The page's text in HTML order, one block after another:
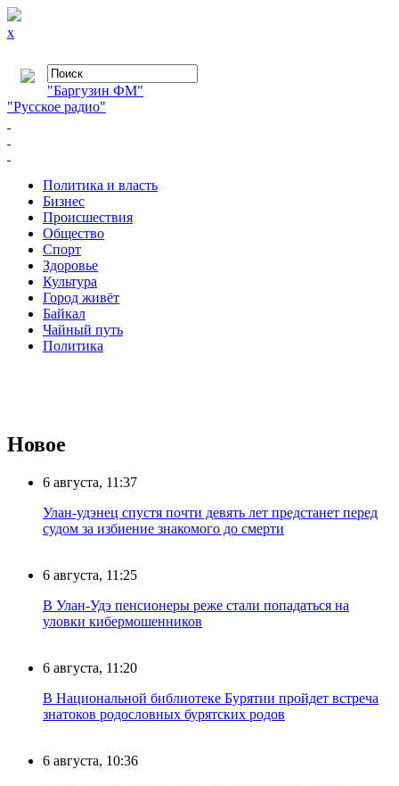
x
"Баргузин ФМ"
"Русское радио"
Политика и власть
Бизнес
Происшествия
Общество
Cпорт
Здоровье
Культура
Город живёт
Байкал
Чайный путь
Политика
Новое
6 августа, 11:37
Улан-удэнец спустя почти девять лет предстанет перед
судом за избиение знакомого до смерти
6 августа, 11:25
В Улан-Удэ пенсионеры реже стали попадаться на
уловки кибермошенников
6 августа, 11:20
В Национальной библиотеке Бурятии пройдет встреча
знатоков родословных бурятских родов
6 августа, 10:36